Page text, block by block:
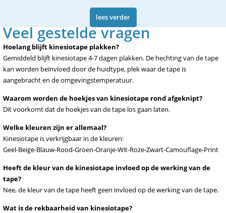
lees verder
Veel gestelde vragen
Hoelang blijft kinesiotape plakken?
Gemiddeld blijft kinesiotape 4-7 dagen plakken. De hechting van de tape
kan worden beïnvloed door de huidtype, plek waar de tape is
aangebracht en de omgevingstemperatuur.
Waarom worden de hoekjes van kinesiotape rond afgeknipt?
Dit voorkomt dat de hoekjes van de tape los gaan laten.
Welke kleuren zijn er allemaal?
Kinesiotape is verkrijgbaar in de kleuren:
Geel-Beige-Blauw-Rood-Groen-Oranje-Wit-Roze-Zwart-Camouflage-Print
Heeft de kleur van de kinesiotape invloed op de werking van de
tape?
Nee, de kleur van de tape heeft geen invloed op de werking van de tape.
Wat is de rekbaarheid van kinesiotape?